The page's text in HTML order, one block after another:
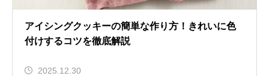
アイシングクッキーの簡単な作り方！きれいに色
付けするコツを徹底解説
2025.12.30